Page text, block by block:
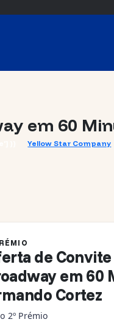
em 60
Yellow Star Company
de
em 60
Cortez
2º Prémio